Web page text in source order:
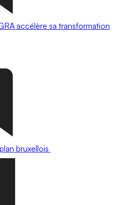
accélère sa transformation
bruxellois